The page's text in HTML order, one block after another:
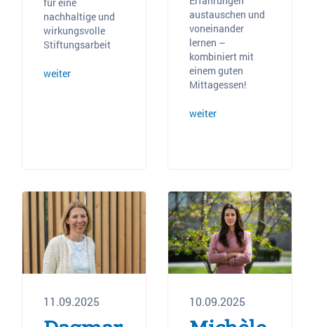
nachhaltige und
wirkungsvolle
Stiftungsarbeit
weiter
austauschen und
voneinander
lernen –
kombiniert mit
einem guten
Mittagessen!
weiter
11.09.2025 10.09.2025